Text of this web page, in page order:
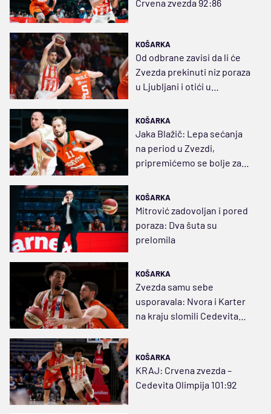
Crvena zvezda 92:86
KOŠARKA
Od odbrane zavisi da li će
Zvezda prekinuti niz poraza
u Ljubljani i otići u
KOŠARKA
Jaka Blažič: Lepa sećanja
na period u Zvezdi,
pripremićemo se bolje za
KOŠARKA
Mitrović zadovoljan i pored
poraza: Dva šuta su
prelomila
KOŠARKA
Zvezda samu sebe
usporavala: Nvora i Karter
na kraju slomili Cedevita
KOŠARKA
KRAJ: Crvena zvezda –
Cedevita Olimpija 101:92